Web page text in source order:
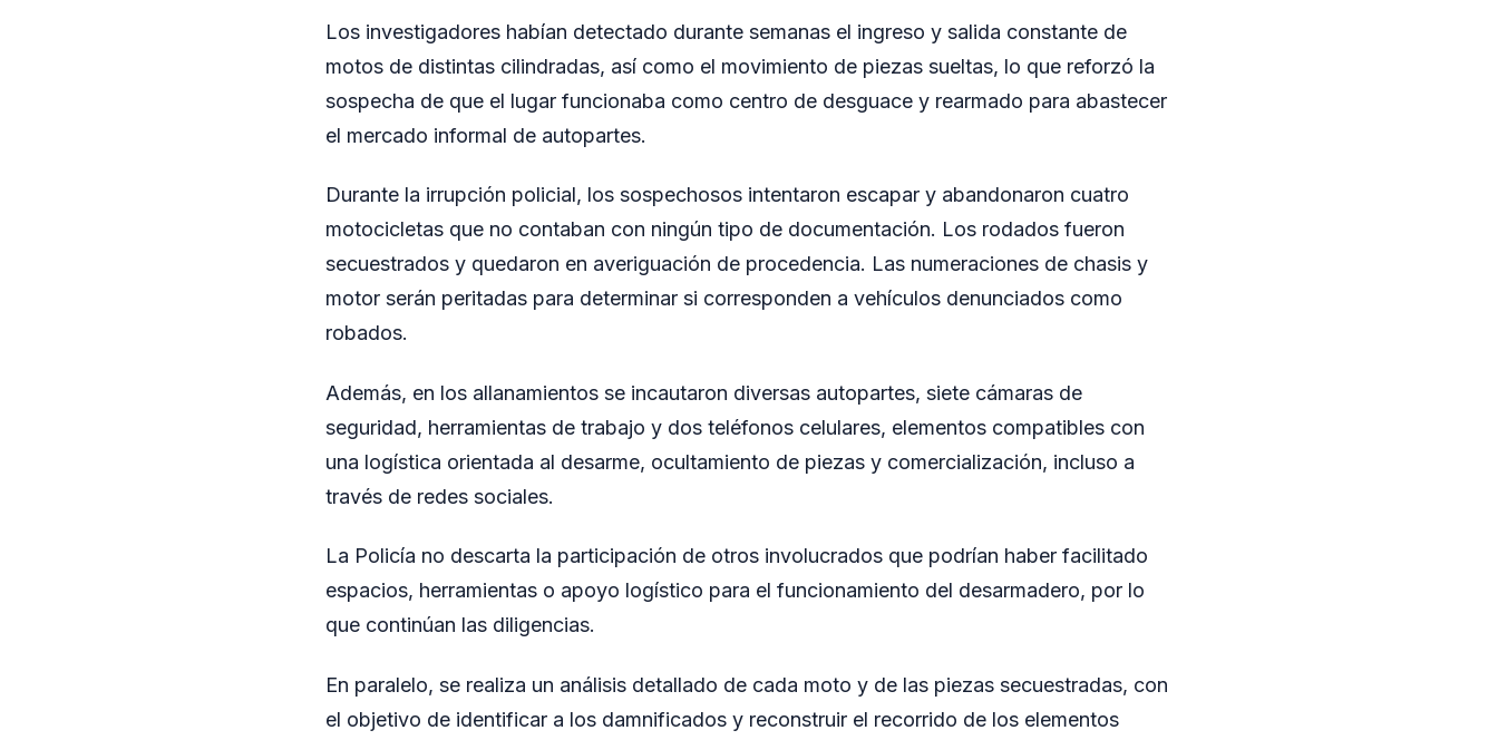
Los investigadores habían detectado durante semanas el ingreso y salida constante de
motos de distintas cilindradas, así como el movimiento de piezas sueltas, lo que reforzó la
sospecha de que el lugar funcionaba como centro de desguace y rearmado para abastecer
el mercado informal de autopartes.
Durante la irrupción policial, los sospechosos intentaron escapar y abandonaron cuatro
motocicletas que no contaban con ningún tipo de documentación. Los rodados fueron
secuestrados y quedaron en averiguación de procedencia. Las numeraciones de chasis y
motor serán peritadas para determinar si corresponden a vehículos denunciados como
robados.
Además, en los allanamientos se incautaron diversas autopartes, siete cámaras de
seguridad, herramientas de trabajo y dos teléfonos celulares, elementos compatibles con
una logística orientada al desarme, ocultamiento de piezas y comercialización, incluso a
través de redes sociales.
La Policía no descarta la participación de otros involucrados que podrían haber facilitado
espacios, herramientas o apoyo logístico para el funcionamiento del desarmadero, por lo
que continúan las diligencias.
En paralelo, se realiza un análisis detallado de cada moto y de las piezas secuestradas, con
el objetivo de identificar a los damnificados y reconstruir el recorrido de los elementos